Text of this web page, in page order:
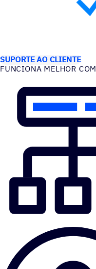
SUPORTE AO CLIENTE
FUNCIONA MELHOR COM